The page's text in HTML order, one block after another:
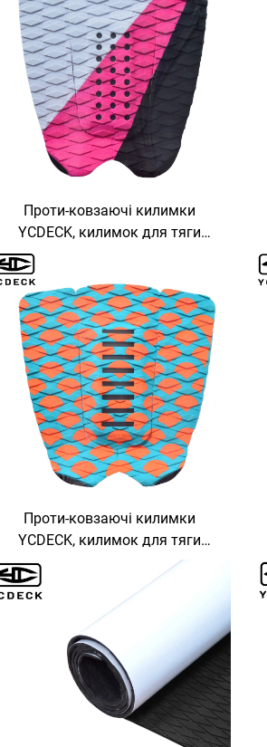
Проти-ковзаючі килимки
YCDECK, килимок для тяги
Проти-ковзаючі килимки
YCDECK, килимок для тяги
дошки для серфінгу